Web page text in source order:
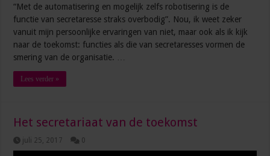
“Met de automatisering en mogelijk zelfs robotisering is de
functie van secretaresse straks overbodig”. Nou, ik weet zeker
vanuit mijn persoonlijke ervaringen van niet, maar ook als ik kijk
naar de toekomst: functies als die van secretaresses vormen de
smering van de organisatie. …
Lees verder »
Het secretariaat van de toekomst
juli 25, 2017 0